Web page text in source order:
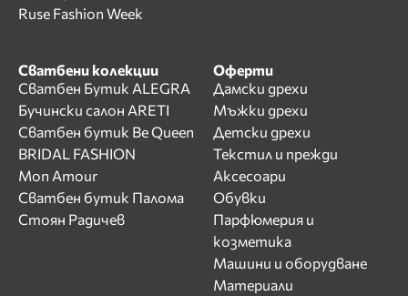
Ruse Fashion Week
Сватбени колекции
Сватбен Бутик ALEGRA
Бучински салон ARETI
Сватбен бутик Be Queen
BRIDAL FASHION
Mon Amour
Сватбен бутик Палома
Стоян Радичев
Оферти
Дамски дрехи
Мъжки дрехи
Детски дрехи
Текстил и прежди
Аксесоари
Обувки
Парфюмерия и
козметика
Машини и оборудване
Материали